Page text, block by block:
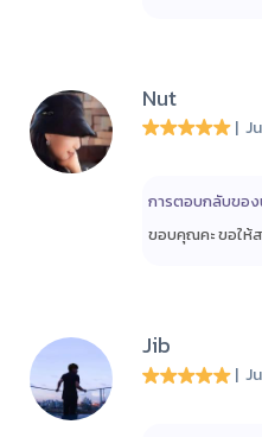
Nut
|
การตอบกลับขอ
ขอบคุณคะ ขอให้
Jib
|